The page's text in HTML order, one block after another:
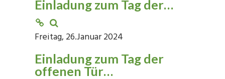
Einladung zum Tag der…
Freitag, 26.Januar 2024
Einladung zum Tag der
offenen Tür…